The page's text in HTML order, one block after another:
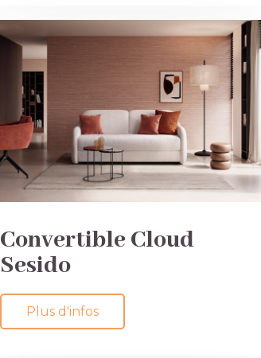
Convertible Cloud
Sesido
Plus d'infos